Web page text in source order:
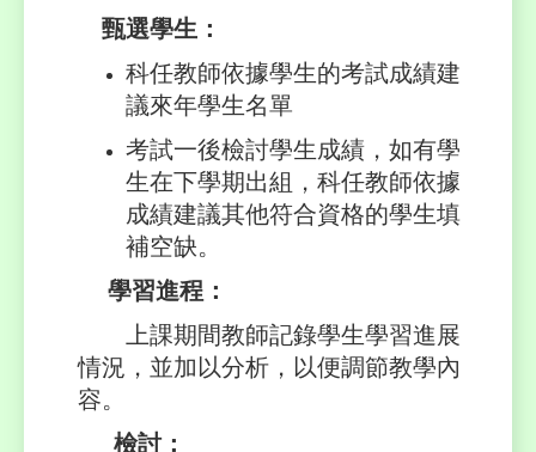
甄選學生：
科任教師依據學生的考試成績建
議來年學生名單
考試一後檢討學生成績，如有學
生在下學期出組，科任教師依據
成績建議其他符合資格的學生填
補空缺。
學習進程：
上課期間教師記錄學生學習進展
情況，並加以分析，以便調節教學內
容。
檢討：